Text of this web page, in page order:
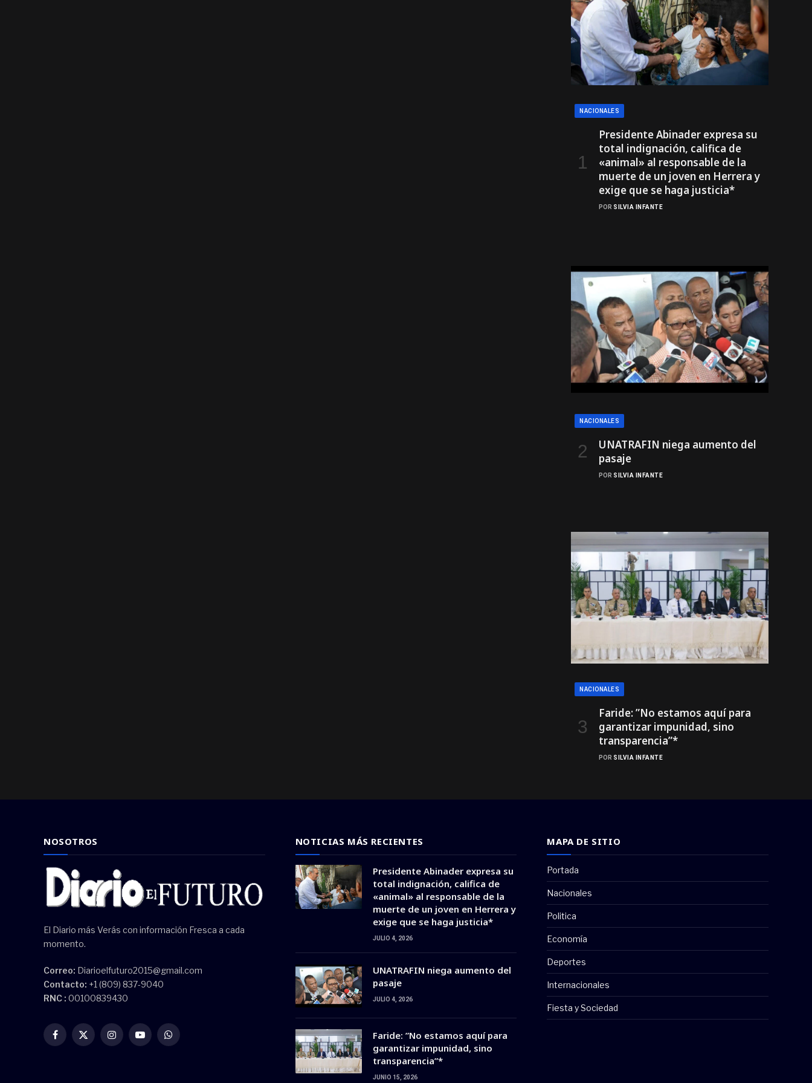
NACIONALES
Presidente Abinader expresa su
total indignación, califica de
«animal» al responsable de la
muerte de un joven en Herrera y
exige que se haga justicia*
POR SILVIA INFANTE
NACIONALES
UNATRAFIN niega aumento del
pasaje
POR SILVIA INFANTE
NACIONALES
Faride: ”No estamos aquí para
garantizar impunidad, sino
transparencia”*
POR SILVIA INFANTE
NOSOTROS
El Diario más Verás con información Fresca a cada
momento.
Correo: Diarioelfuturo2015@gmail.com
Contacto: +1 (809) 837-9040
RNC : 00100839430
Facebook
X
InstagramYouTubeWhatsApp
NOTICIAS MÁS RECIENTES
Presidente Abinader expresa su
total indignación, califica de
«animal» al responsable de la
muerte de un joven en Herrera y
exige que se haga justicia*
JULIO 4, 2026
UNATRAFIN niega aumento del
pasaje
JULIO 4, 2026
Faride: ”No estamos aquí para
garantizar impunidad, sino
transparencia”*
JUNIO 15, 2026
MAPA DE SITIO
Portada
Nacionales
Politica
Economía
Deportes
Internacionales
Fiesta y Sociedad